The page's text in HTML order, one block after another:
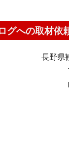
グへの取材依
長野県